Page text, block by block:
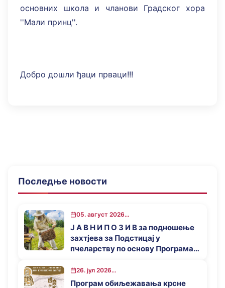
основних школа и чланови Градског хора
''Мали принц''.
Добро дошли ђаци прваци!!!
Последње новости
05. август 2026...
Ј А В Н И П О З И В за подношење
захтјева за Подстицај у
пчеларству по основу Програма
општине Мркоњић Град у 2026.
години
26. јул 2026...
Програм обиљежавања крсне